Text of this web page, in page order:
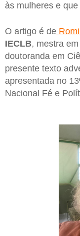
às mulheres e
O artigo é de
IECLB, mestra
doutoranda em
presente texto
apresentada no
Nacional Fé e